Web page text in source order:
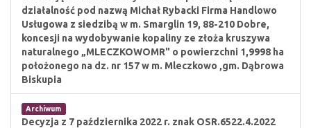
działalność pod nazwą Michał Rybacki Firma Handlowo
Usługowa z siedzibą w m. Smarglin 19, 88-210 Dobre,
koncesji na wydobywanie kopaliny ze złoża kruszywa
naturalnego „MLECZKOWOMR" o powierzchni 1,9998 ha
położonego na dz. nr 157 w m. Mleczkowo ,gm. Dąbrowa
Biskupia
Archiwum
Decyzja z 7 października 2022 r. znak OSR.6522.4.2022